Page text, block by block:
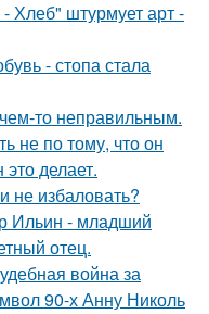
Хлеб" штурмует арт -
- стопа стала
то неправильным.
не по тому, что он
делает.
не избаловать?
Ильин - младший
отец.
война за
90-х Анну Николь